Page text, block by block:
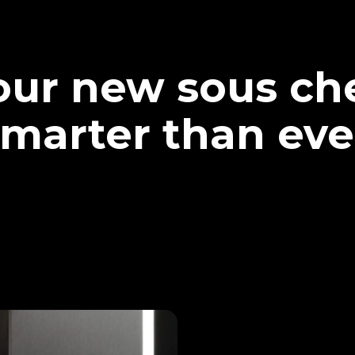
new sous
than